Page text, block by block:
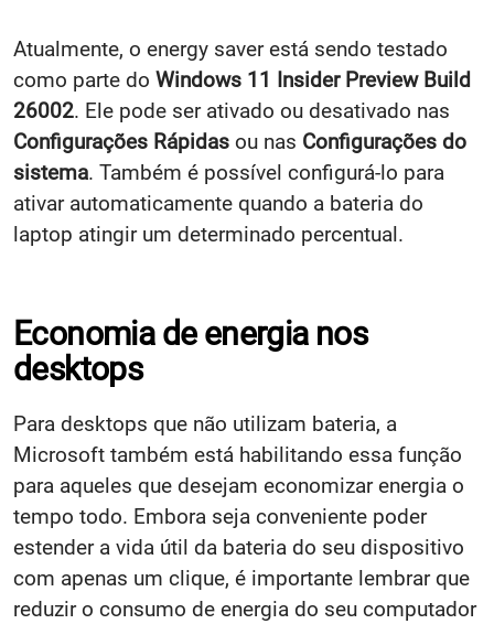
Atualmente, o energy saver está sendo testado
como parte do Windows 11 Insider Preview Build
26002. Ele pode ser ativado ou desativado nas
Configurações Rápidas ou nas Configurações do
sistema. Também é possível configurá-lo para
ativar automaticamente quando a bateria do
laptop atingir um determinado percentual.
Economia de energia nos
desktops
Para desktops que não utilizam bateria, a
Microsoft também está habilitando essa função
para aqueles que desejam economizar energia o
tempo todo. Embora seja conveniente poder
estender a vida útil da bateria do seu dispositivo
com apenas um clique, é importante lembrar que
reduzir o consumo de energia do seu computador